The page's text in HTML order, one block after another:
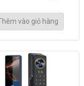
vào giỏ hàng